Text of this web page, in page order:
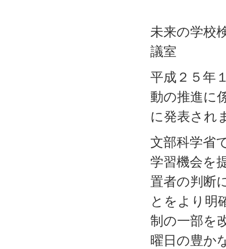
未来の学校
議室
平成２５年
動の推進に
に発表され
文部科学省
学習機会を
置者の判断
とをより明
制の一部を
曜日の豊か